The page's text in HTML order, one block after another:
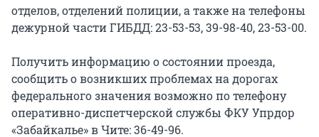
отделов, отделений полиции, а также на телефоны
дежурной части ГИБДД: 23-53-53, 39-98-40, 23-53-00.
Получить информацию о состоянии проезда,
сообщить о возникших проблемах на дорогах
федерального значения возможно по телефону
оперативно-диспетчерской службы ФКУ Упрдор
«Забайкалье» в Чите: 36-49-96.